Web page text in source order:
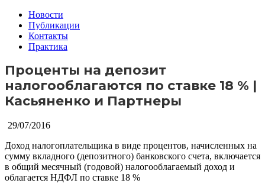
Новости
Публикации
Контакты
Практика
Проценты на депозит
налогооблагаются по ставке 18 % |
Касьяненко и Партнеры
29/07/2016
Доход налогоплательщика в виде процентов, начисленных на
сумму вкладного (депозитного) банковского счета, включается
в общий месячный (годовой) налогооблагаемый доход и
облагается НДФЛ по ставке 18 %